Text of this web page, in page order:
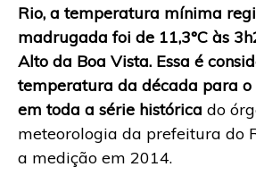
Rio, a temperatura mínima
madrugada foi de 11,3°C às
Alto da Boa Vista. Essa é
temperatura da década para o
em toda a série histórica do
meteorologia da prefeitura do
a medição em 2014.